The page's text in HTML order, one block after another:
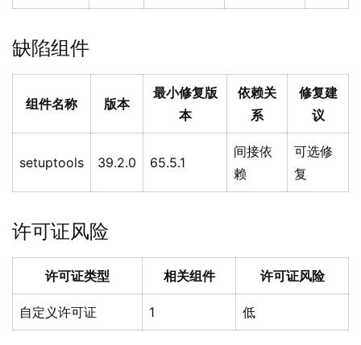
缺陷组件
组件名称 版本
最小修复版
本
依赖关
系
修复建
议
setuptools 39.2.0 65.5.1
间接依
赖
可选修
复
许可证风险
许可证类型 相关组件 许可证风险
自定义许可证 1 低